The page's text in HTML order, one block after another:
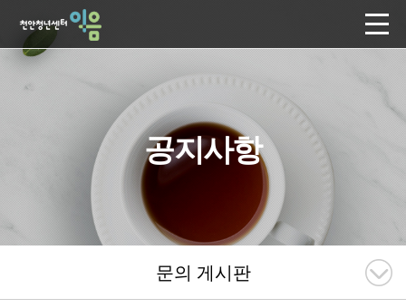
공지사항
문의 게시판